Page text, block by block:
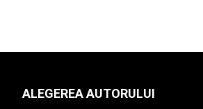
ALEGEREA AUTORULUI